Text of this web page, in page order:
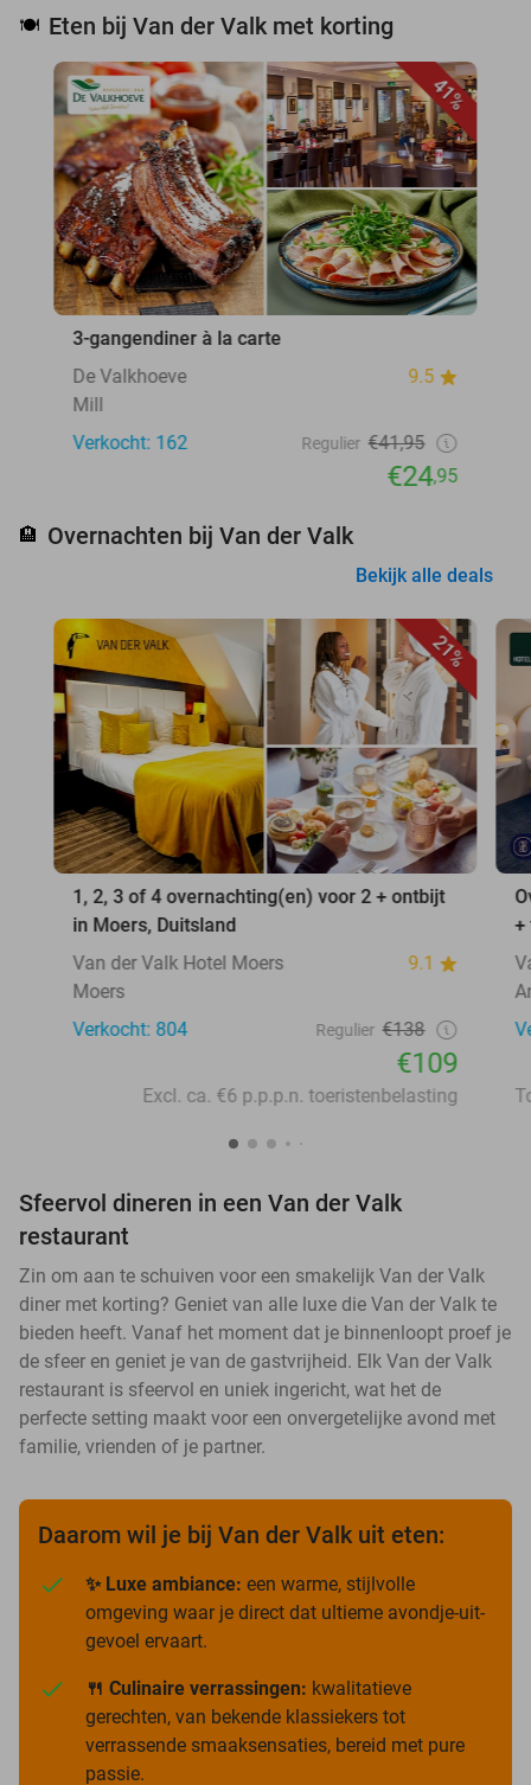
🍽️ Eten bij Van der Valk met korting
41%
3-gangendiner à la carte
De Valkhoeve
9.5
Mill
Verkocht: 162
Regulier €41,95
€24,95
🏨 Overnachten bij Van der Valk
Bekijk alle deals
21%
1, 2, 3 of 4 overnachting(en) voor 2 + ontbijt
in Moers, Duitsland
Van der Valk Hotel Moers
9.1
Moers
Verkocht: 804
Regulier €138
€109
Excl. ca. €6 p.p.p.n. toeristenbelasting
+
Sfeervol dineren in een Van der Valk
restaurant
Zin om aan te schuiven voor een smakelijk Van der Valk
diner met korting? Geniet van alle luxe die Van der Valk te
bieden heeft. Vanaf het moment dat je binnenloopt proef je
de sfeer en geniet je van de gastvrijheid. Elk Van der Valk
restaurant is sfeervol en uniek ingericht, wat het de
perfecte setting maakt voor een onvergetelijke avond met
familie, vrienden of je partner.
Daarom wil je bij Van der Valk uit eten:
✨ Luxe ambiance: een warme, stijlvolle
omgeving waar je direct dat ultieme avondje-uit-
gevoel ervaart.
🍴 Culinaire verrassingen: kwalitatieve
gerechten, van bekende klassiekers tot
verrassende smaaksensaties, bereid met pure
passie.